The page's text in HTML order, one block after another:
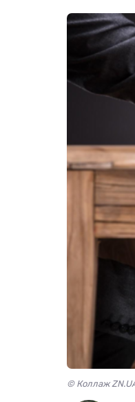
© Коллаж